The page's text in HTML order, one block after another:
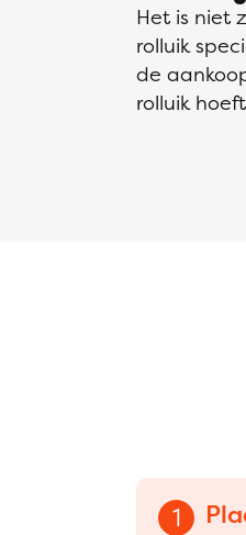
Het is niet
rolluik
de
rolluik
1